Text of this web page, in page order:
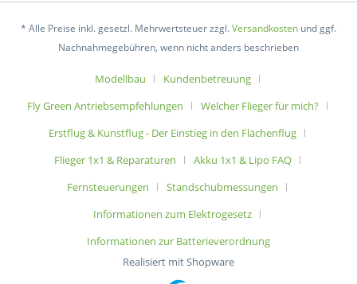
* Alle Preise inkl. gesetzl. Mehrwertsteuer zzgl.Versandkosten und ggf.
Nachnahmegebühren, wenn nicht anders beschrieben
Modellbau
Kundenbetreuung
Fly Green Antriebsempfehlungen
Welcher Flieger für mich?
Erstflug & Kunstflug - Der Einstieg in den Flächenflug
Flieger 1x1 & Reparaturen
Akku 1x1 & Lipo FAQ
Fernsteuerungen
Standschubmessungen
Informationen zum Elektrogesetz
Informationen zur Batterieverordnung
Realisiert mit Shopware